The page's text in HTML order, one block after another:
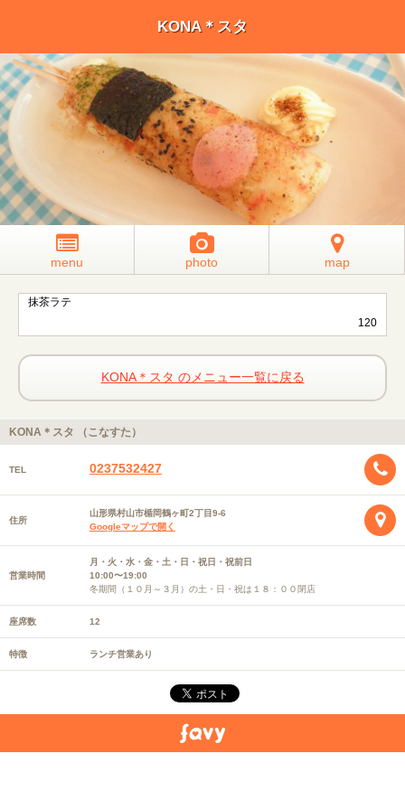
KONA＊スタ
menu photo map
抹茶ラテ
120
KONA＊スタ のメニュー一覧に戻る
KONA＊スタ （こなすた）
TEL 0237532427
住所
山形県村山市楯岡鶴ヶ町2丁目9-6
Googleマップで開く
営業時間
月・火・水・金・土・日・祝日・祝前日
10:00〜19:00
冬期間（１０月～３月）の土・日・祝は１８：００閉店
座席数 12
特徴 ランチ営業あり